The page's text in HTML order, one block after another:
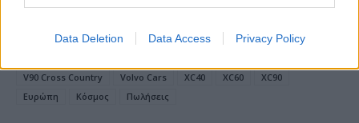
Data Deletion Data Access Privacy Policy
V90 Cross Country
Volvo Cars XC40 XC60
XC90
Ευρώπη
Κόσμος Πωλήσεις